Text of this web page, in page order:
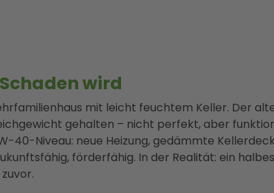
wird
mit leicht feuchtem Keller. Der
gehalten – nicht perfekt, aber
40-Niveau: neue Heizung, gedämmte
förderfähig. In der Realität: ein